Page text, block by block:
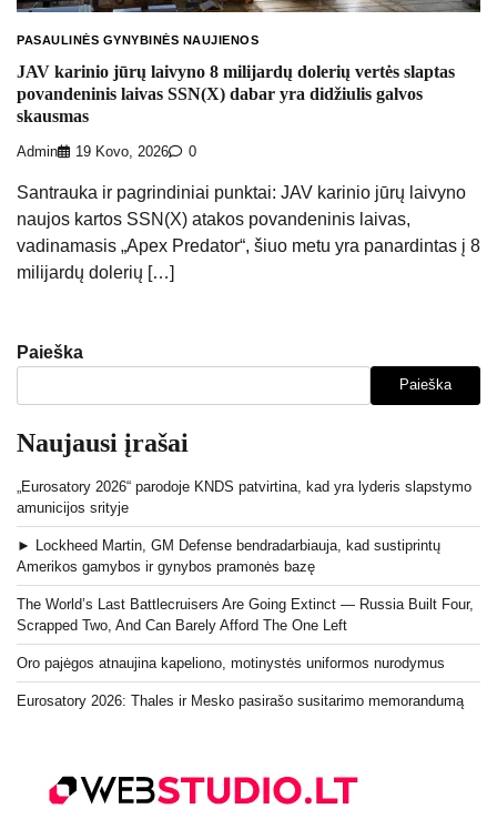
PASAULINĖS GYNYBINĖS NAUJIENOS
JAV karinio jūrų laivyno 8 milijardų dolerių vertės slaptas
povandeninis laivas SSN(X) dabar yra didžiulis galvos
skausmas
Admin 19 Kovo, 2026 0
Santrauka ir pagrindiniai punktai: JAV karinio jūrų laivyno
naujos kartos SSN(X) atakos povandeninis laivas,
vadinamasis „Apex Predator“, šiuo metu yra panardintas į 8
milijardų dolerių […]
Paieška
Paieška
Naujausi įrašai
„Eurosatory 2026“ parodoje KNDS patvirtina, kad yra lyderis slapstymo
amunicijos srityje
► Lockheed Martin, GM Defense bendradarbiauja, kad sustiprintų
Amerikos gamybos ir gynybos pramonės bazę
The World’s Last Battlecruisers Are Going Extinct — Russia Built Four,
Scrapped Two, And Can Barely Afford The One Left
Oro pajėgos atnaujina kapeliono, motinystės uniformos nurodymus
Eurosatory 2026: Thales ir Mesko pasirašo susitarimo memorandumą